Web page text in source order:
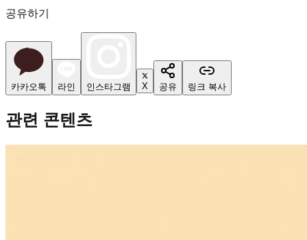
공유하기
카카오톡 라인 인스타그램 X 공유 링크 복사
관련 콘텐츠